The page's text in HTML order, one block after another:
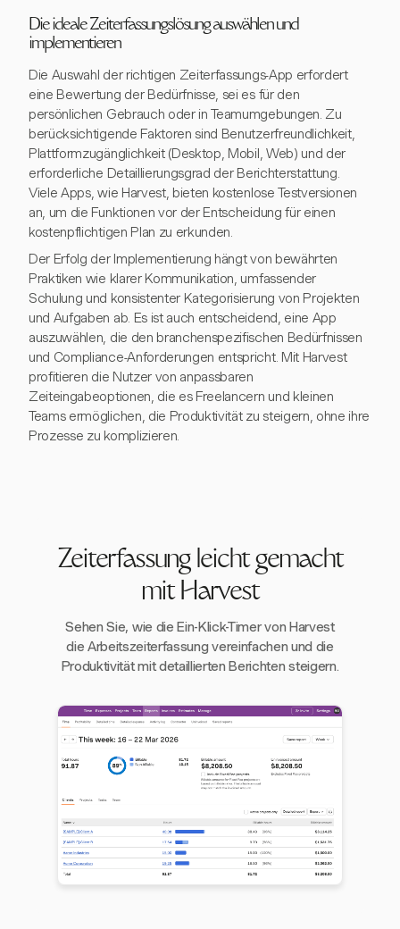
Die ideale Zeiterfassungslösung auswählen und
implementieren
Die Auswahl der richtigen Zeiterfassungs-App erfordert
eine Bewertung der Bedürfnisse, sei es für den
persönlichen Gebrauch oder in Teamumgebungen. Zu
berücksichtigende Faktoren sind Benutzerfreundlichkeit,
Plattformzugänglichkeit (Desktop, Mobil, Web) und der
erforderliche Detaillierungsgrad der Berichterstattung.
Viele Apps, wie Harvest, bieten kostenlose Testversionen
an, um die Funktionen vor der Entscheidung für einen
kostenpflichtigen Plan zu erkunden.
Der Erfolg der Implementierung hängt von bewährten
Praktiken wie klarer Kommunikation, umfassender
Schulung und konsistenter Kategorisierung von Projekten
und Aufgaben ab. Es ist auch entscheidend, eine App
auszuwählen, die den branchenspezifischen Bedürfnissen
und Compliance-Anforderungen entspricht. Mit Harvest
profitieren die Nutzer von anpassbaren
Zeiteingabeoptionen, die es Freelancern und kleinen
Teams ermöglichen, die Produktivität zu steigern, ohne ihre
Prozesse zu komplizieren.
Zeiterfassung leicht gemacht
mit Harvest
Sehen Sie, wie die Ein-Klick-Timer von Harvest
die Arbeitszeiterfassung vereinfachen und die
Produktivität mit detaillierten Berichten steigern.